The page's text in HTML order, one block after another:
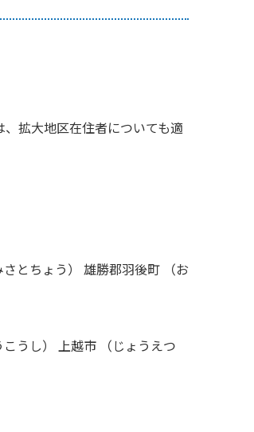
拡大地区在住者についても適
とちょう） 雄勝郡羽後町 （お
うし） 上越市 （じょうえつ